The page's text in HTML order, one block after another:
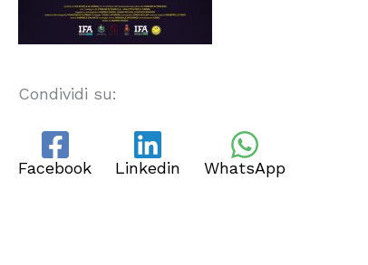
Condividi su:
Facebook Linkedin WhatsApp